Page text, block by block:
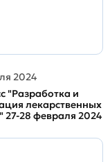
2024
"Разработка и
лекарственных
27-28 февраля 2024